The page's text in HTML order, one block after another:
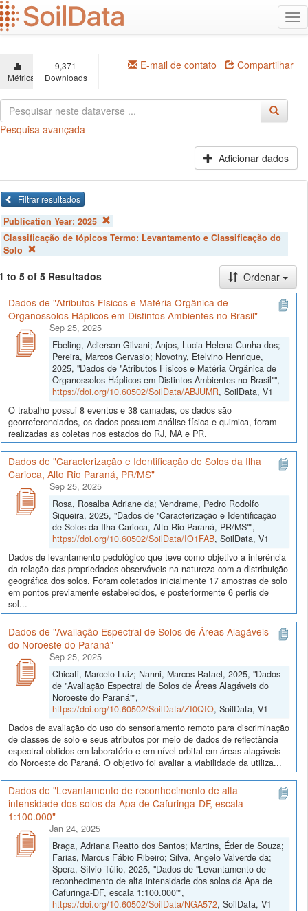
Ir
para
o
principal
Métricas
9,371
Downloads
E-mail de contato Compartilhar
Pesquisa avançada
Adicionar dados
Filtrar resultados
Publication Year: 2025
Classificação de tópicos Termo: Levantamento e Classificação do
Solo
to 5 of 5 Resultados
Ordenar
Dados de "Atributos Físicos e Matéria Orgânica de
Organossolos Háplicos em Distintos Ambientes no Brasil"
Sep 25, 2025
Ebeling, Adierson Gilvani; Anjos, Lucia Helena Cunha dos;
Pereira, Marcos Gervasio; Novotny, Etelvino Henrique,
2025, "Dados de "Atributos Físicos e Matéria Orgânica de
Organossolos Háplicos em Distintos Ambientes no Brasil"",
https://doi.org/10.60502/SoilData/ABJUMR, SoilData, V1
O trabalho possui 8 eventos e 38 camadas, os dados são
georreferenciados, os dados possuem análise física e quimica, foram
realizadas as coletas nos estados do RJ, MA e PR.
Dados de "Caracterização e Identificação de Solos da Ilha
Carioca, Alto Rio Paraná, PR/MS"
Sep 25, 2025
Rosa, Rosalba Adriane da; Vendrame, Pedro Rodolfo
Siqueira, 2025, "Dados de "Caracterização e Identificação
de Solos da Ilha Carioca, Alto Rio Paraná, PR/MS"",
https://doi.org/10.60502/SoilData/IO1FAB, SoilData, V1
Dados de levantamento pedológico que teve como objetivo a inferência
da relação das propriedades observáveis na natureza com a distribuição
geográfica dos solos. Foram coletados inicialmente 17 amostras de solo
em pontos previamente estabelecidos, e posteriormente 6 perfis de
sol...
Dados de "Avaliação Espectral de Solos de Áreas Alagáveis
do Noroeste do Paraná"
Sep 25, 2025
Chicati, Marcelo Luiz; Nanni, Marcos Rafael, 2025, "Dados
de "Avaliação Espectral de Solos de Áreas Alagáveis do
Noroeste do Paraná"",
https://doi.org/10.60502/SoilData/ZI0QIO, SoilData, V1
Dados de avaliação do uso do sensoriamento remoto para discriminação
de classes de solo e seus atributos por meio de dados de reflectância
espectral obtidos em laboratório e em nível orbital em áreas alagáveis
do Noroeste do Paraná. O objetivo foi avaliar a viabilidade da utiliza...
Dados de "Levantamento de reconhecimento de alta
intensidade dos solos da Apa de Cafuringa-DF, escala
1:100.000"
Jan 24, 2025
Braga, Adriana Reatto dos Santos; Martins, Éder de Souza;
Farias, Marcus Fábio Ribeiro; Silva, Angelo Valverde da;
Spera, Sílvio Túlio, 2025, "Dados de "Levantamento de
reconhecimento de alta intensidade dos solos da Apa de
Cafuringa-DF, escala 1:100.000"",
https://doi.org/10.60502/SoilData/NGA572, SoilData, V1